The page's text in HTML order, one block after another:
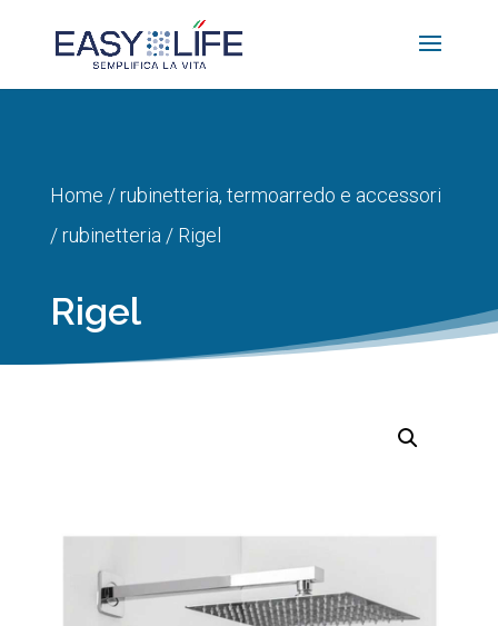
Home /rubinetteria, termoarredo e accessori
/rubinetteria / Rigel
Rigel